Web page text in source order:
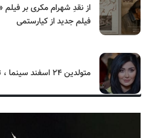
از نقدِ شهرام مکری بر
فیلم جدید از کیارستمی
متولدین ۲۴ اسفند سینما ، تئاتر و موسیقی؛ مریم معصومی